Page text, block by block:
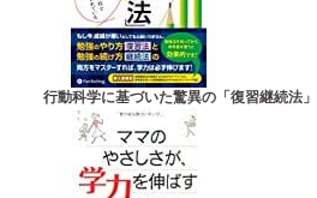
行動科学に基づいた驚異の「復習継続法」